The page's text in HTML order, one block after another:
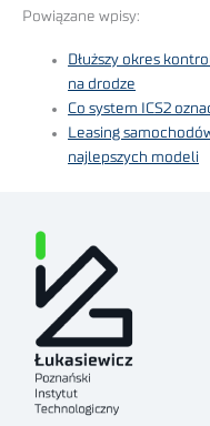
Powiązane wpisy:
Dłuższy okres
na drodze
Co system ICS2
Leasing
najlepszych modeli